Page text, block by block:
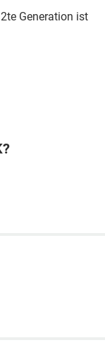
Generation ist